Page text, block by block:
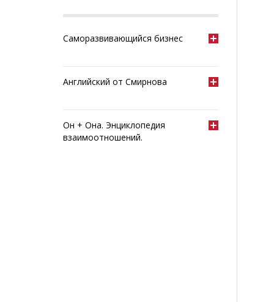
Саморазвивающийся бизнес
Английский от Смирнова
Он + Она. Энциклопедия
взаимоотношений.